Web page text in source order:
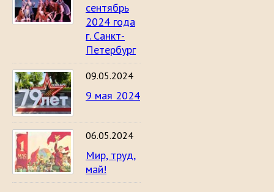
сентябрь
2024 года
г. Санкт-
Петербург
09.05.2024
9 мая 2024
06.05.2024
Мир, труд,
май!